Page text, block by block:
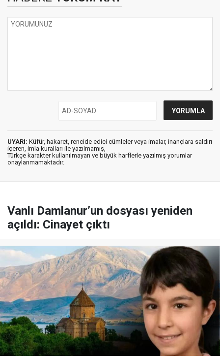
UYARI: Küfür, hakaret, rencide edici cümleler veya imalar, inançlara saldırı
içeren, imla kuralları ile yazılmamış,
Türkçe karakter kullanılmayan ve büyük harflerle yazılmış yorumlar
onaylanmamaktadır.
Vanlı Damlanur’un dosyası yeniden
açıldı: Cinayet çıktı